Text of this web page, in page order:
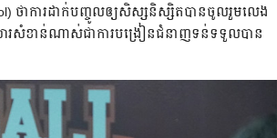
ថា​ការ​ដាក់​បញ្ចូល​ឲ្យ​សិស្ស​និស្សិត​បាន​ចូលរួម​លេង​
រសំខាន់​ណាស់​ជា​ការ​បង្រៀន​ជំនាញ​ទន់​ទទួល​បាន​